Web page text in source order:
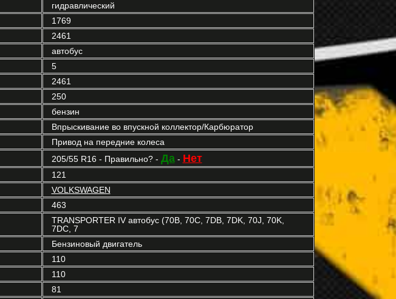
гидравлический
1769
2461
автобус
5
2461
250
бензин
Впрыскивание во впускной коллектор/Карбюратор
Привод на передние колеса
205/55 R16 - Правильно? - Да- Нет
121
VOLKSWAGEN
463
TRANSPORTER IV автобус (70B, 70C, 7DB, 7DK, 70J, 70K,
7DC, 7
Бензиновый двигатель
110
110
81